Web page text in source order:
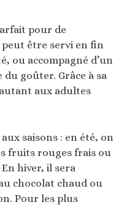
pour de
peut être servi en fin
ou accompagné d’un
du goûter. Grâce à sa
aux adultes
saisons : en été, on
fruits rouges frais ou
hiver, il sera
chocolat chaud ou
Pour les plus